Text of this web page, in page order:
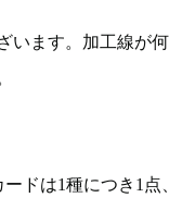
います。加工線が何
ドは1種につき1点